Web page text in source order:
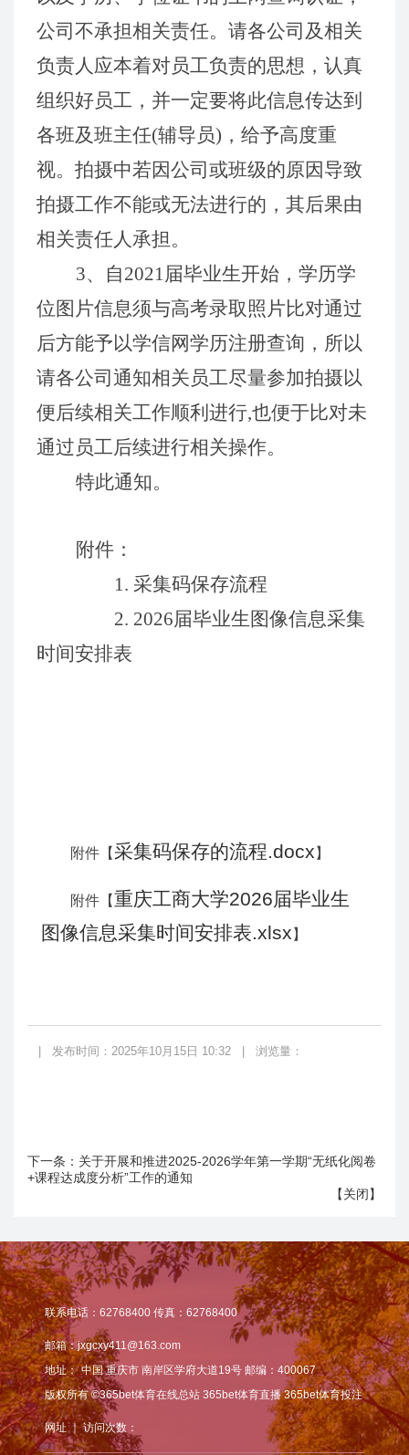
公司不承担相关责任。 请各公司及相关
负责人应本着对员工负责的思想，认真
组织好员工，并一定要将此信息传达到
各班及班主任(辅导员)，给予高度重
视。拍摄中若因公司或班级的原因导致
拍摄工作不能或无法进行的，其后果由
相关责任人承担。
3、自2021届毕业生开始，学历学
位图片信息须与高考录取照片比对通过
后方能予以学信网学历注册查询，所以
请各公司通知相关员工尽量参加拍摄以
便后续相关工作顺利进行,也便于比对未
通过员工后续进行相关操作。
特此通知。
附件：
1 . 采集码保存流程
2. 2026届毕业生图像信息采集
时间安排表
附件【 采集码保存的流程.docx 】
附件【重庆工商大学2026届毕业生
图像信息采集时间安排表.xlsx 】
| 发布时间：2025年10月15日 10:32 | 浏览量：
下一条： 关于开展和推进2025-2026学年第一学期“无纸化阅卷
+课程达成度分析”工作的通知
【关闭】
联系电话：62768400 传真：62768400
邮箱：jxgcxy411@163.com
地址： 中国 重庆市 南岸区学府大道19号 邮编：400067
版权所有 ©365bet体育在线总站 365bet体育直播 365bet体育投注
网址 ｜ 访问次数：